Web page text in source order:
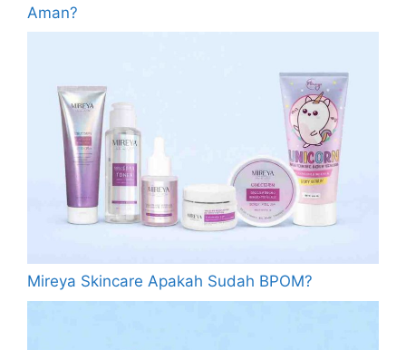
Aman?
Mireya Skincare Apakah Sudah BPOM?